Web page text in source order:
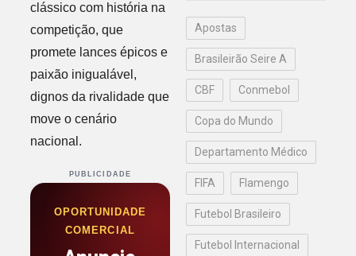
clássico com história na
competição, que
promete lances épicos e
paixão inigualável,
dignos da rivalidade que
move o cenário
nacional.
PUBLICIDADE
OPORTUNIDADE
COMERCIAL
Apostas
Brasileirão Seire A
CBF Conmebol
Copa do Mundo
Departamento Médico
FIFA Flamengo
Futebol Brasileiro
Futebol Internacional